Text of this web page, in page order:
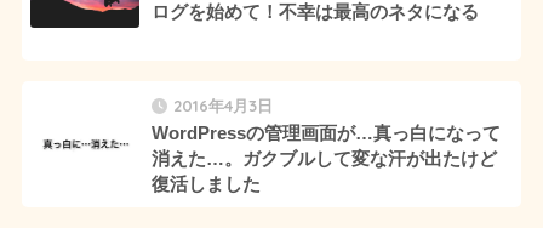
ログを始めて！不幸は最高のネタになる
2016年4月3日
WordPressの管理画面が…真っ白になって
消えた…。ガクブルして変な汗が出たけど
復活しました